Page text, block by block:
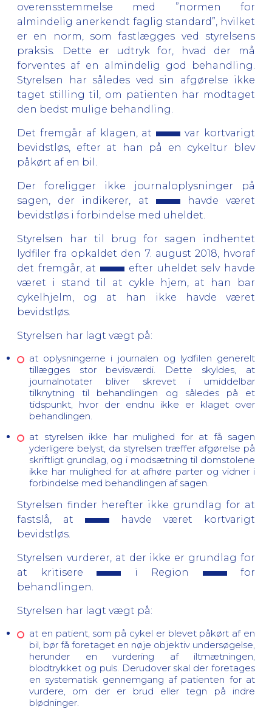
overensstemmelse med ”normen for
almindelig anerkendt faglig standard”, hvilket
er en norm, som fastlægges ved styrelsens
praksis. Dette er udtryk for, hvad der må
forventes af en almindelig god behandling.
Styrelsen har således ved sin afgørelse ikke
taget stilling til, om patienten har modtaget
den bedst mulige behandling.
Det fremgår af klagen, at
var kortvarigt
bevidstløs, efter at han på en cykeltur blev
påkørt af en bil.
Der foreligger ikke journaloplysninger på
sagen, der indikerer, at
havde været
bevidstløs i forbindelse med uheldet.
Styrelsen har til brug for sagen indhentet
lydfiler fra opkaldet den 7. august 2018, hvoraf
det fremgår, at
efter uheldet selv havde
været i stand til at cykle hjem, at han bar
cykelhjelm, og at han ikke havde været
bevidstløs.
Styrelsen har lagt vægt på:
at oplysningerne i journalen og lydfilen generelt
tillægges stor bevisværdi. Dette skyldes, at
journalnotater bliver skrevet i umiddelbar
tilknytning til behandlingen og således på et
tidspunkt, hvor der endnu ikke er klaget over
behandlingen.
at styrelsen ikke har mulighed for at få sagen
yderligere belyst, da styrelsen træffer afgørelse på
skriftligt grundlag, og i modsætning til domstolene
ikke har mulighed for at afhøre parter og vidner i
forbindelse med behandlingen af sagen.
Styrelsen finder herefter ikke grundlag for at
fastslå, at
havde været kortvarigt
bevidstløs.
Styrelsen vurderer, at der ikke er grundlag for
at kritisere
i Region
for
behandlingen.
Styrelsen har lagt vægt på:
at en patient, som på cykel er blevet påkørt af en
bil, bør få foretaget en nøje objektiv undersøgelse,
herunder en vurdering af iltmætningen,
blodtrykket og puls. Derudover skal der foretages
en systematisk gennemgang af patienten for at
vurdere, om der er brud eller tegn på indre
blødninger.